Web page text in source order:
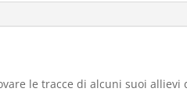
le tracce di alcuni suoi allievi